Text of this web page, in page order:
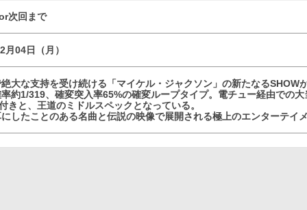
次回まで
月04日（月）
大な支持を受け続ける「マイケル・ジャクソン」の新たなるSHOW
約1/319、確変突入率65%の確変ループタイプ。電チュー経由での
きと、王道のミドルスペックとなっている。
したことのある名曲と伝説の映像で展開される極上のエンターテイ